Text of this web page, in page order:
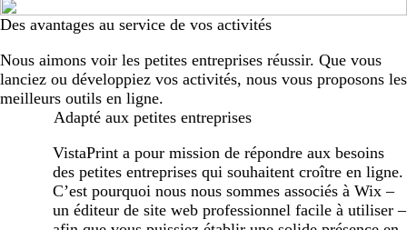
Des avantages au service de vos activités
Nous aimons voir les petites entreprises réussir. Que vous
lanciez ou développiez vos activités, nous vous proposons les
meilleurs outils en ligne.
Adapté aux petites entreprises
VistaPrint a pour mission de répondre aux besoins
des petites entreprises qui souhaitent croître en ligne.
C’est pourquoi nous nous sommes associés à Wix –
un éditeur de site web professionnel facile à utiliser –